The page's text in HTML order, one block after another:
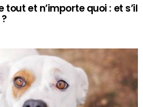
tout et n’importe quoi : et s’il